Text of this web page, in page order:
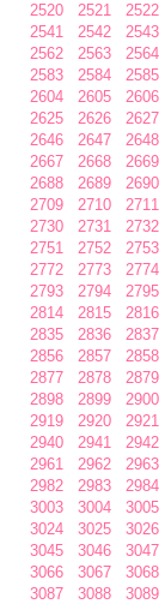
2520
2521 2522
2541
2542 2543
2562
2563 2564
2583
2584 2585
2604
2605 2606
2625
2626 2627
2646
2647 2648
2667
2668 2669
2688
2689 2690
2709
2710 2711
2730
2731 2732
2751
2752 2753
2772
2773 2774
2793
2794 2795
2814
2815 2816
2835
2836 2837
2856
2857 2858
2877
2878 2879
2898
2899 2900
2919
2920 2921
2940
2941 2942
2961
2962 2963
2982
2983 2984
3003
3004 3005
3024
3025 3026
3045
3046 3047
3066
3067 3068
3087
3088 3089